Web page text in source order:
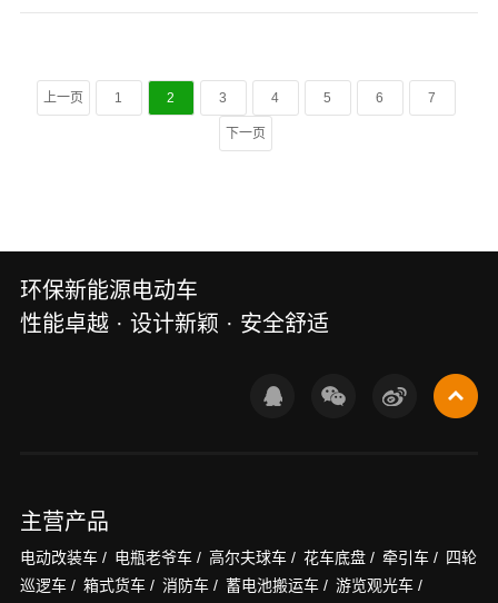
上一页 1 2 3 4 5 6 7
下一页
环保新能源电动车
性能卓越 · 设计新颖 · 安全舒适
主营产品
电动改装车 / 电瓶老爷车 / 高尔夫球车 / 花车底盘 / 牵引车 / 四轮
巡逻车 / 箱式货车 / 消防车 / 蓄电池搬运车 / 游览观光车 /